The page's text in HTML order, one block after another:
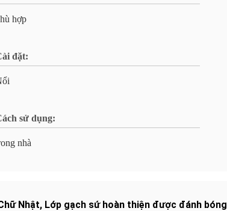
hợp
đặt:
sử dụng:
nhà
Nhật, Lớp gạch sứ hoàn thiện được đánh bóng